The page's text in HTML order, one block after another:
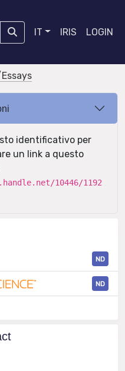
IT IRIS LOGIN
identificativo per
un link a questo
10446/1192
ND
ND